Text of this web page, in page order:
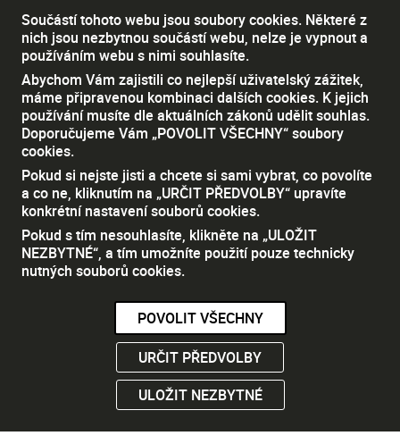
němž byla výpověď doručena druhé smluvní straně.
Okamžité zrušení dohody o pracovní činnosti může být
však sjednáno jen pro případy, kdy je možné okamžitě
zrušit pracovní poměr.
Součástí tohoto webu jsou soubory cookies. Některé z
nich jsou nezbytnou součástí webu, nelze je vypnout a
používáním webu s nimi souhlasíte.
Abychom Vám zajistili co nejlepší uživatelský zážitek,
máme připravenou kombinaci dalších cookies. K jejich
používání musíte dle aktuálních zákonů udělit souhlas.
Doporučujeme Vám „POVOLIT VŠECHNY“ soubory
cookies.
Pokud si nejste jisti a chcete si sami vybrat, co povolíte
a co ne, kliknutím na „URČIT PŘEDVOLBY“ upravíte
konkrétní nastavení souborů cookies.
Pokud s tím nesouhlasíte, klikněte na „ULOŽIT
NEZBYTNÉ“, a tím umožníte použití pouze technicky
nutných souborů cookies.
Nezbytně nutné cookies
Tyto soubory cookie jsou nezbytné, abyste se mohli
pohybovat po webových stránkách a využívat jejich
funkce. Bez těchto cookies by webové stránky
nefungovali, proto je nelze vypnout.
POVOLIT VŠECHNY
URČIT PŘEDVOLBY
ULOŽIT NEZBYTNÉ